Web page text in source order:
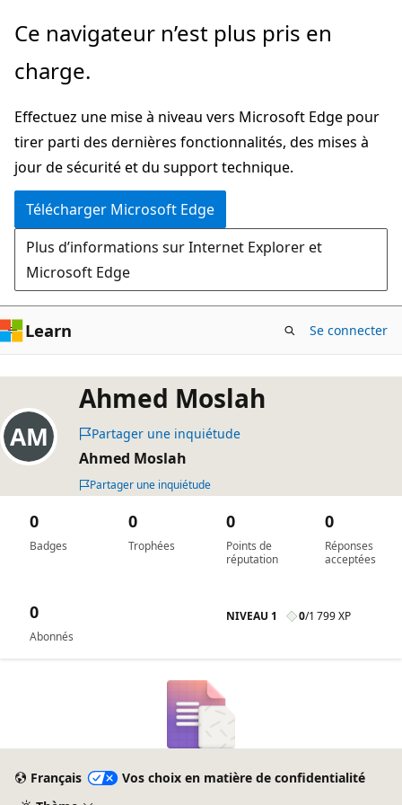
Passer
directement
au
principal
Ce navigateur n’est plus pris en
charge.
Effectuez une mise à niveau vers Microsoft Edge pour
tirer parti des dernières fonctionnalités, des mises à
jour de sécurité et du support technique.
Télécharger Microsoft Edge
Plus d’informations sur Internet Explorer et
Microsoft Edge
Learn Se connecter
Ahmed Moslah
Partager une inquiétude
Ahmed Moslah
Partager une inquiétude
Badges
0
Trophées
0
Points de
réputation
0
Réponses
acceptées
0
Abonnés
0 NIVEAU 1 0/1 799 XP
Français
Vos choix en matière de confidentialité